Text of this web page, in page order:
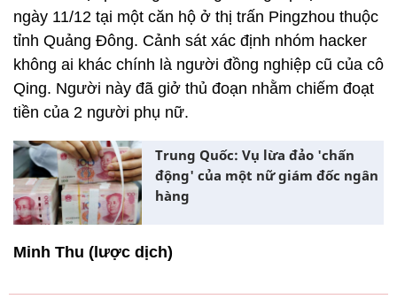
ngày 11/12 tại một căn hộ ở thị trấn Pingzhou thuộc
tỉnh Quảng Đông. Cảnh sát xác định nhóm hacker
không ai khác chính là người đồng nghiệp cũ của cô
Qing. Người này đã giở thủ đoạn nhằm chiếm đoạt
tiền của 2 người phụ nữ.
Trung Quốc: Vụ lừa đảo 'chấn
động' của một nữ giám đốc ngân
hàng
Minh Thu (lược dịch)